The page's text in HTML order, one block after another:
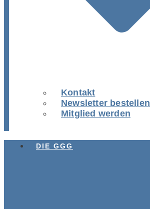
Kontakt
Newsletter bestellen
Mitglied werden
DIE GGG